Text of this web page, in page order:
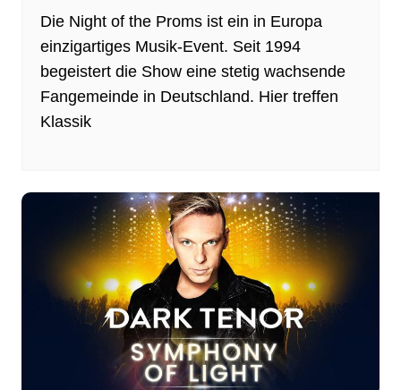
Die Night of the Proms ist ein in Europa
einzigartiges Musik-Event. Seit 1994
begeistert die Show eine stetig wachsende
Fangemeinde in Deutschland. Hier treffen
Klassik